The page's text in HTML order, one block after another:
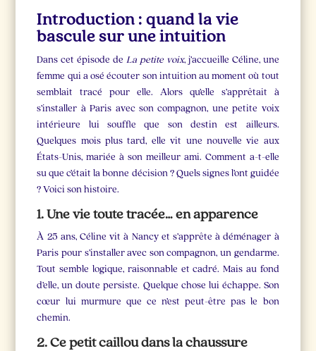
Introduction : quand la vie
bascule sur une intuition
Dans cet épisode de La petite voix, j’accueille Céline, une
femme qui a osé écouter son intuition au moment où tout
semblait tracé pour elle. Alors qu’elle s’apprêtait à
s’installer à Paris avec son compagnon, une petite voix
intérieure lui souffle que son destin est ailleurs.
Quelques mois plus tard, elle vit une nouvelle vie aux
États-Unis, mariée à son meilleur ami. Comment a-t-elle
su que c’était la bonne décision ? Quels signes l’ont guidée
? Voici son histoire.
1. Une vie toute tracée… en apparence
À 25 ans, Céline vit à Nancy et s’apprête à déménager à
Paris pour s’installer avec son compagnon, un gendarme.
Tout semble logique, raisonnable et cadré. Mais au fond
d’elle, un doute persiste. Quelque chose lui échappe. Son
cœur lui murmure que ce n’est peut-être pas le bon
chemin.
2. Ce petit caillou dans la chaussure